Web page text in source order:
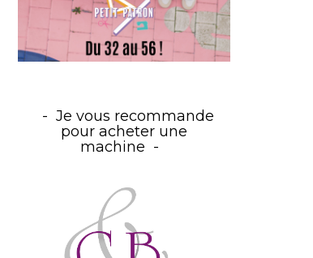
Je vous recommande
pour acheter une
machine